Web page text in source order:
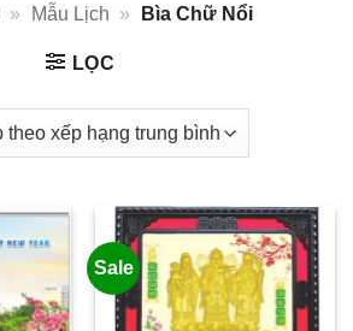
» Mẫu Lịch » Bìa Chữ Nổi
LỌC
Sale